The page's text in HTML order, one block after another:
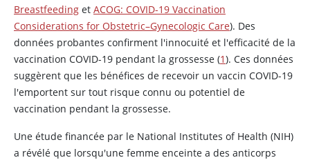
Breastfeeding et ACOG: COVID-19 Vaccination
Considerations for Obstetric–Gynecologic Care). Des
données probantes confirment l'innocuité et l'efficacité de la
vaccination COVID-19 pendant la grossesse (1). Ces données
suggèrent que les bénéfices de recevoir un vaccin COVID-19
l'emportent sur tout risque connu ou potentiel de
vaccination pendant la grossesse.
Une étude financée par le National Institutes of Health (NIH)
a révélé que lorsqu'une femme enceinte a des anticorps